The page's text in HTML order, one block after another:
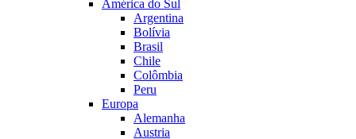
América do Sul
Argentina
Bolívia
Brasil
Chile
Colômbia
Peru
Europa
Alemanha
Austria